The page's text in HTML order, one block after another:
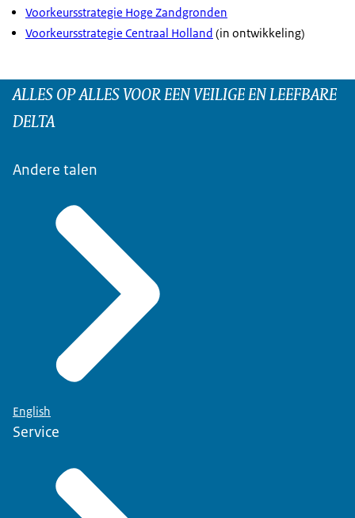
Voorkeursstrategie Hoge Zandgronden
Voorkeursstrategie Centraal Holland (in ontwikkeling)
ALLES OP ALLES VOOR EEN VEILIGE EN LEEFBARE
DELTA
Andere talen
English
Service